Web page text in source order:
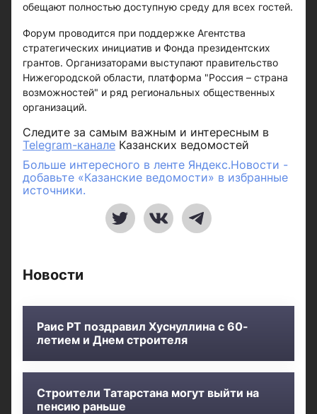
обещают полностью доступную среду для всех гостей.
Форум проводится при поддержке Агентства
стратегических инициатив и Фонда президентских
грантов. Организаторами выступают правительство
Нижегородской области, платформа "Россия – страна
возможностей" и ряд региональных общественных
организаций.
Следите за самым важным и интересным в
Telegram-канале Казанских ведомостей
Больше интересного в ленте Яндекс.Новости -
добавьте «Казанские ведомости» в избранные
источники.
Новости
Раис РТ поздравил Хуснуллина с 60-
летием и Днем строителя
Строители Татарстана могут выйти на
пенсию раньше